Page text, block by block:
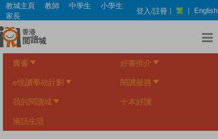
Skip
main
content
教城主頁 教師 中學生
小學生
家長
登入/註冊 | 繁 | English
圖書 好書推介
e悅讀學校計劃 閱讀服務
我的閱讀城 十本好讀
漫話生活